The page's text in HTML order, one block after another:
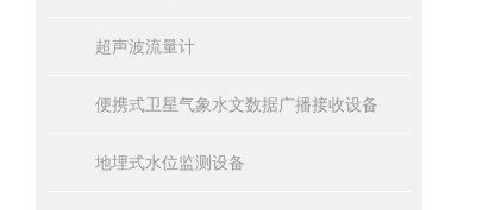
超声波流量计
便携式卫星气象水文数据广播接收设备
地埋式水位监测设备